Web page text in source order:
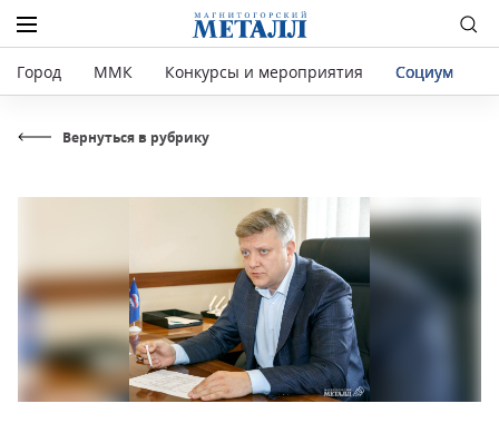
Город ММК Конкурсы и мероприятия Социум
Вернуться в рубрику